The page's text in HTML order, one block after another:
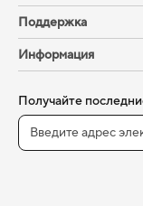
Поддержка
Информация
Получайте